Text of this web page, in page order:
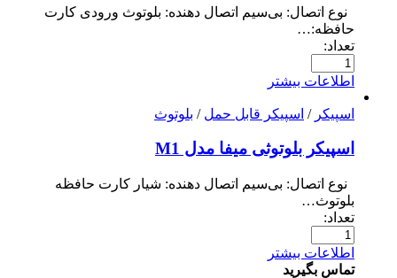
نوع اتصال: بی‌سیم اتصال دهنده: بلوتوث ورودی کارت
حافظه:…
تعداد:
اطلاعات بیشتر
اسپیکر / اسپیکر قابل حمل / بلوتوث
اسپیکر بلوتوثی میفا مدل M1
نوع اتصال: بی‌سیم اتصال دهنده: شیار کارت حافظه
بلوتوث…
تعداد:
اطلاعات بیشتر
تماس بگیرید